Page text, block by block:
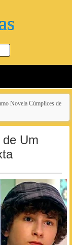
Novela Cúmplices de
Um